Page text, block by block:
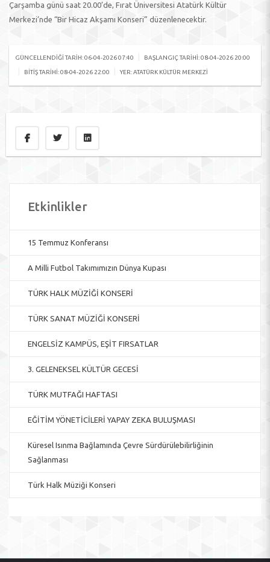
Çarşamba günü saat 20.00’de, Fırat Üniversitesi Atatürk Kültür
Merkezi’nde “Bir Hicaz Akşamı Konseri” düzenlenecektir.
GÜNCELLENDIĞI TARIH: 06-04-2026 07:40 BAŞLANGIÇ TARIHI: 08-04-2026 20:00
BITIŞ TARIHI: 08-04-2026 22:00 YER: ATATÜRK KÜLTÜR MERKEZI
Etkinlikler
15 Temmuz Konferansı
A Milli Futbol Takımımızın Dünya Kupası
TÜRK HALK MÜZİĞİ KONSERİ
TÜRK SANAT MÜZİĞİ KONSERİ
ENGELSİZ KAMPÜS, EŞİT FIRSATLAR
3. GELENEKSEL KÜLTÜR GECESİ
TÜRK MUTFAĞI HAFTASI
EĞİTİM YÖNETİCİLERİ YAPAY ZEKA BULUŞMASI
Küresel Isınma Bağlamında Çevre Sürdürülebilirliğinin
Sağlanması
Türk Halk Müziği Konseri